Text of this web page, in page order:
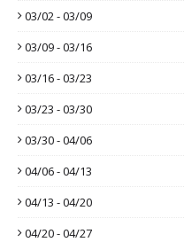
03/02 - 03/09
03/09 - 03/16
03/16 - 03/23
03/23 - 03/30
03/30 - 04/06
04/06 - 04/13
04/13 - 04/20
04/20 - 04/27